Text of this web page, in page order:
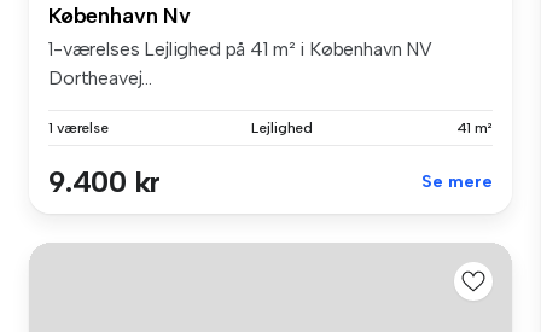
København Nv
1-værelses Lejlighed på 41 m² i København NV
Dortheavej...
1 værelse Lejlighed 41 m²
9.400 kr Se mere